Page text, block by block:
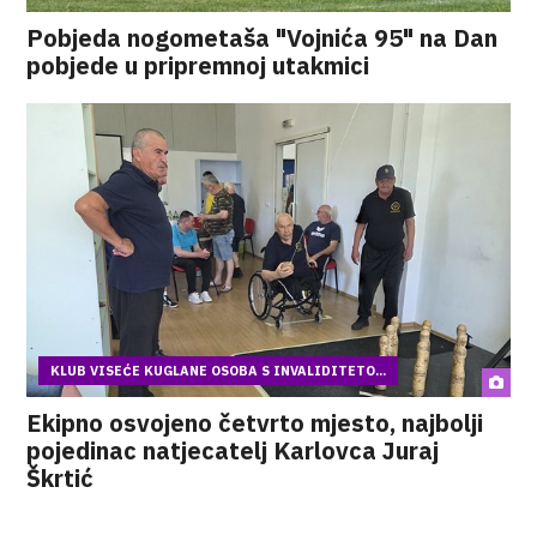
Pobjeda nogometaša "Vojnića 95" na Dan
pobjede u pripremnoj utakmici
KLUB VISEĆE KUGLANE OSOBA S INVALIDITETO...
Ekipno osvojeno četvrto mjesto, najbolji
pojedinac natjecatelj Karlovca Juraj
Škrtić